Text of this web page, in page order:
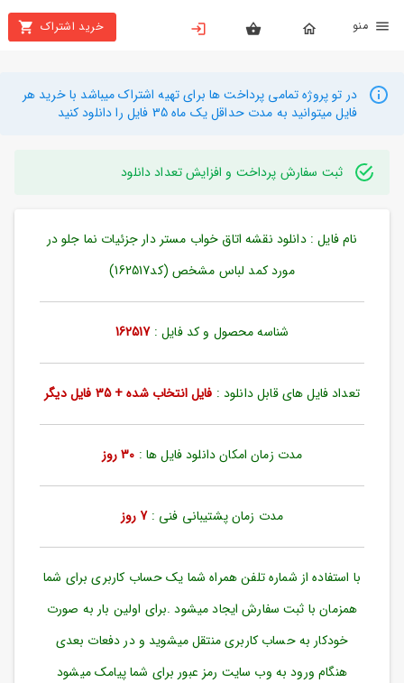
خرید اشتراک
بستن
محصولات
تهیه
راهنما
دانلود
ورود
به
بازیابی
رمز
مندی
ها
در تو پروژه تمامی پرداخت ها برای تهیه اشتراک میباشد با خرید هر
فایل میتوانید به مدت حداقل یک ماه 35 فایل را دانلود کنید
ثبت سفارش پرداخت و افزایش تعداد دانلود
نام فایل : دانلود نقشه اتاق خواب مستر دار جزئیات نما جلو در
مورد کمد لباس مشخص (کد162517)
شناسه محصول و کد فایل :162517
تعداد فایل های قابل دانلود : فایل انتخاب شده + 35 فایل دیگر
مدت زمان امکان دانلود فایل ها : 30 روز
مدت زمان پشتیبانی فنی :7 روز
با استفاده از شماره تلفن همراه شما یک حساب کاربری برای شما
همزمان با ثبت سفارش ایجاد میشود .برای اولین بار به صورت
خودکار به حساب کاربری منتقل میشوید و در دفعات بعدی
هنگام ورود به وب سایت رمز عبور برای شما پیامک میشود